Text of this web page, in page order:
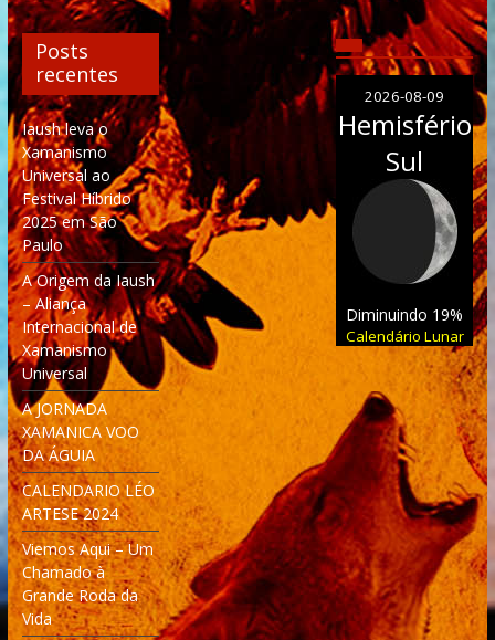
Posts
recentes
Iaush leva o
Xamanismo
Universal ao
Festival Híbrido
2025 em São
Paulo
A Origem da Iaush
– Aliança
Internacional de
Xamanismo
Universal
A JORNADA
XAMANICA VOO
DA ÁGUIA
CALENDARIO LÉO
ARTESE 2024
Viemos Aqui – Um
Chamado à
Grande Roda da
Vida
2026-08-09
Hemisfério
Sul
Diminuindo 19%
Calendário Lunar